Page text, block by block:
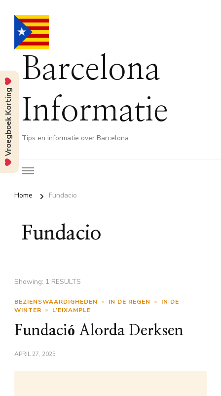
Barcelona
Informatie
Tips en informatie over Barcelona
Home Fundacio
Fundacio
Showing: 1 RESULTS
BEZIENSWAARDIGHEDEN IN DE REGEN
IN DE
WINTER
L’EIXAMPLE
Fundació Alorda Derksen
APRIL 27, 2025
Vroegboek Korting